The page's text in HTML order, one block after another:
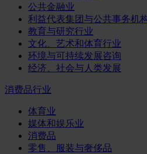
公共金融业
利益代表集团与公共事务机
教育与研究行业
文化、艺术和体育行业
环境与可持续发展咨询
经济、社会与人类发展
消费品行业
体育业
媒体和娱乐业
消费品
零售、服装与奢侈品